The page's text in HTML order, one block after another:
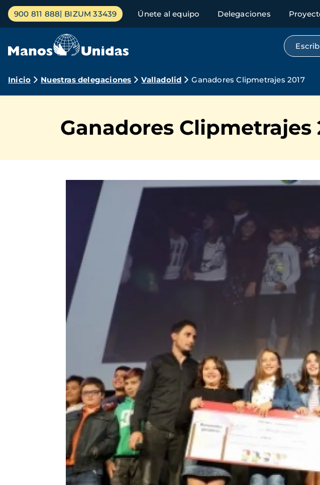
Pasar
contenido
Menú
principal
900 811 888 BIZUM 33439 Únete al equipo Delegaciones
Ruta
navegación
Inicio Nuestras delegaciones Valladolid Ganadores Clipmetrajes 2017
Ganadores Clipmetrajes